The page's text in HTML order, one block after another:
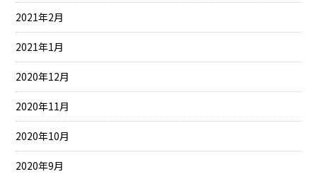
2021年2月
2021年1月
2020年12月
2020年11月
2020年10月
2020年9月